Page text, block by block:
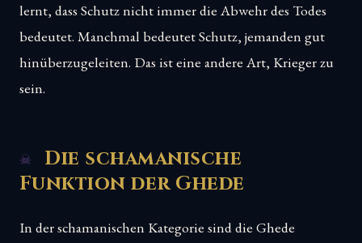
lernt, dass Schutz nicht immer die Abwehr des Todes
bedeutet. Manchmal bedeutet Schutz, jemanden gut
hinüberzugeleiten. Das ist eine andere Art, Krieger zu
sein.
Die schamanische
Funktion der Ghede
In der schamanischen Kategorie sind die Ghede